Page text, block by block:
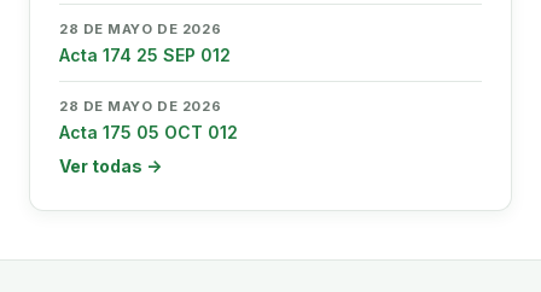
28 DE MAYO DE 2026
Acta 174 25 SEP 012
28 DE MAYO DE 2026
Acta 175 05 OCT 012
Ver todas →